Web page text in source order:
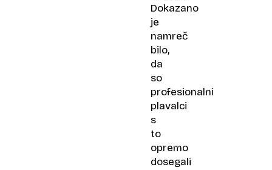
Dokazano
je
namreč
bilo,
da
so
profesionalni
plavalci
s
to
opremo
dosegali